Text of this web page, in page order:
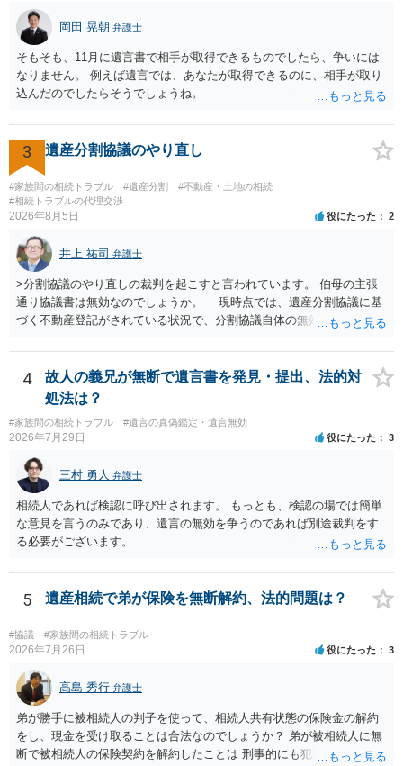
岡田 晃朝 弁護士
そもそも、11月に遺言書で相手が取得できるものでしたら、争いには
なりません。 例えば遺言では、あなたが取得できるのに、相手が取り
込んだのでしたらそうでしょうね。
3 遺産分割協議のやり直し
#家族間の相続トラブル #遺産分割
#不動産・土地の相続
#相続トラブルの代理交渉
2026年8月5日 役にたった 2
井上 祐司 弁護士
>分割協議のやり直しの裁判を起こすと言われています。 伯母の主張
通り協議書は無効なのでしょうか。 現時点では、遺産分割協議に基
づく不動産登記がされている状況で、分割協議自体の無効を裁判所が
方の訴訟の主張及び立証次第ですが、 ・御祖母様の認知能力に関する
医師の意見書、筆跡鑑定 が提出されればその効力が否定される可能性
はありますが、 ・伯母様自身が分割協議に加わっていること ・御祖母
様の意に反する遺産分割協議を行う実益が誰にあったかの立証が困難
であること からすると、実際に遺産分割協議の効力が否定される可能
性はそれほど高くない（立証のハードルは非常に高い）ということが
言えると思います。
4
故人の義兄が無断で遺言書を発見・提出、法的対
処法は？
#家族間の相続トラブル #遺言の真偽鑑定・遺言無効
2026年7月29日 役にたった 3
三村 勇人 弁護士
相続人であれば検認に呼び出されます。 もっとも、検認の場では簡単
な意見を言うのみであり、遺言の無効を争うのであれば別途裁判をす
る必要がございます。
5 遺産相続で弟が保険を無断解約、法的問題は？
#協議 #家族間の相続トラブル
2026年7月26日 役にたった 3
高島 秀行 弁護士
弟が勝手に被相続人の判子を使って、相続人共有状態の保険金の解約
をし、現金を受け取ることは合法なのでしょうか？ 弟が被相続人に無
断で被相続人の保険契約を解約したことは 刑事的にも犯罪となる可能